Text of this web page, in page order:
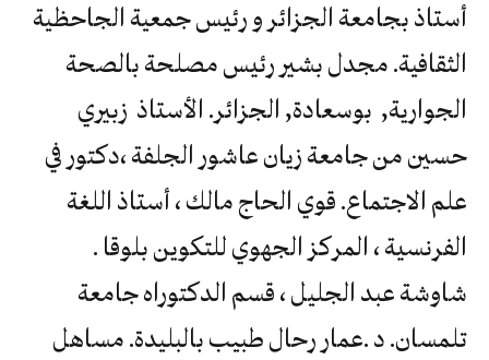
أستاذ بجامعة الجزائر و رئيس جمعية الجاحظية
الثقافية. مجدل بشير رئيس مصلحة بالصحة
الجوارية, بوسعادة, الجزائر. الأستاذ زبيري
حسين من جامعة زيان عاشور الجلفة ،دكتور في
علم الاجتماع. قوي الحاج مالك ، أستاذ اللغة
الفرنسية ، المركز الجهوي للتكوين بلوقا .
شاوشة عبد الجليل ، قسم الدكتوراه جامعة
تلمسان. د .عمار رحال طبيب بالبليدة. مساهل